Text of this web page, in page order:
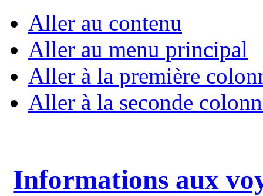
Aller au contenu
Aller au menu principal
Aller à la première
Aller à la seconde
Informations aux